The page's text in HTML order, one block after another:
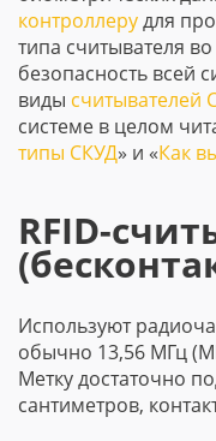
контроллерудля
типа считывателя
безопасность всей
виды считывателей
системе в целом
типы СКУД» и «Как
RFID-
Используют
обычно 13,56 МГц
Метку достаточно
сантиметров,